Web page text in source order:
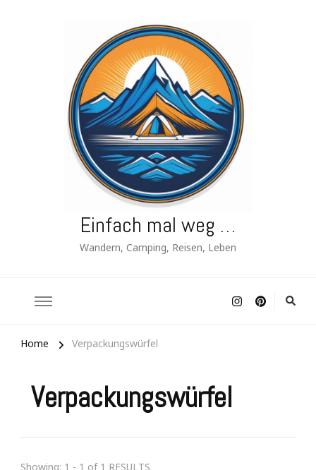
Einfach mal weg …
Wandern, Camping, Reisen, Leben
Home Verpackungswürfel
Verpackungswürfel
Showing: 1 - 1 of 1 RESULTS